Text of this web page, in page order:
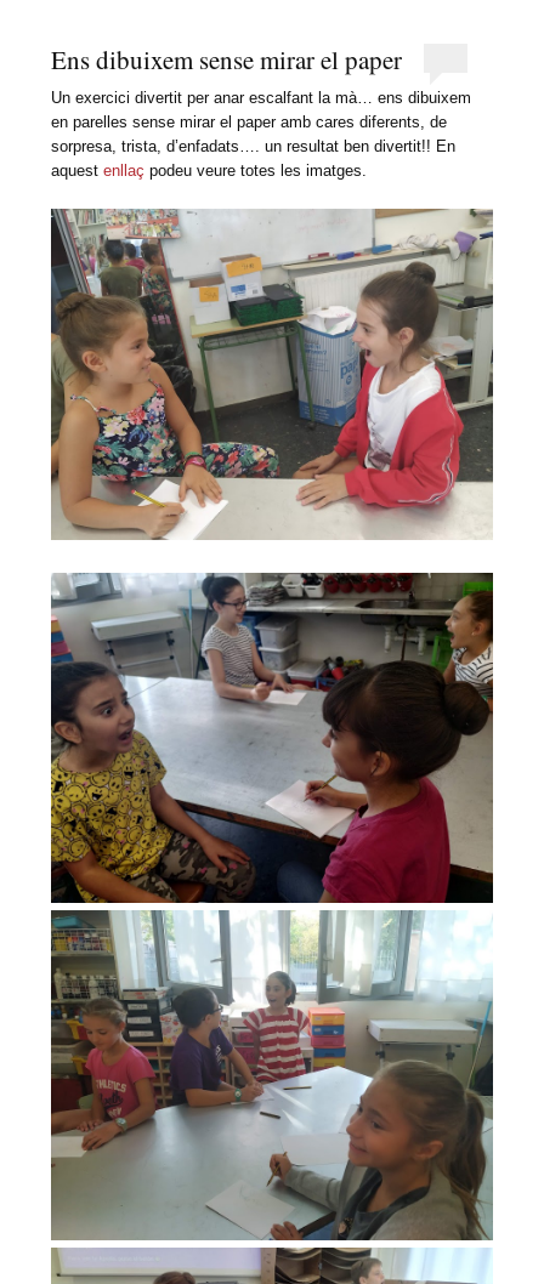
Ens dibuixem sense mirar el paper
Un exercici divertit per anar escalfant la mà… ens dibuixem
en parelles sense mirar el paper amb cares diferents, de
sorpresa, trista, d’enfadats…. un resultat ben divertit!! En
aquestenllaç podeu veure totes les imatges.